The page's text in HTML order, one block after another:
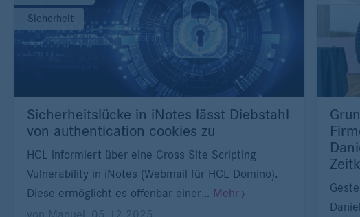
Sicherheit
Sicherheitslücke in iNotes lässt Diebstahl
von authentication cookies zu
HCL informiert über eine Cross Site Scripting
Vulnerability in iNotes (Webmail für HCL Domino).
Diese ermöglicht es offenbar einer… Mehr